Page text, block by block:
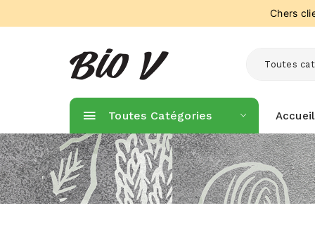
Chers
Toutes
Toutes Catégories Accueil